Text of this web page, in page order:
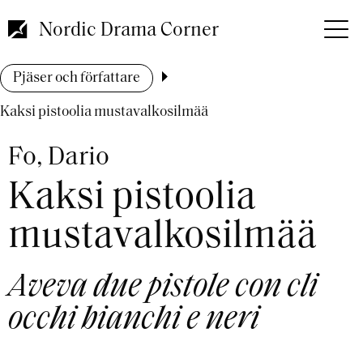
till
huvudinnehåll
Nordic Drama Corner
Länkstig
Pjäser och författare
Kaksi pistoolia mustavalkosilmää
Fo, Dario
Kaksi pistoolia
mustavalkosilmää
Aveva due pistole con cli
occhi bianchi e neri